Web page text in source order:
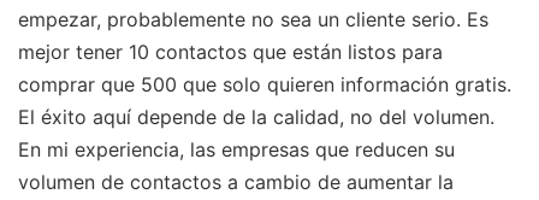
empezar, probablemente no sea un cliente serio. Es
mejor tener 10 contactos que están listos para
comprar que 500 que solo quieren información gratis.
El éxito aquí depende de la calidad, no del volumen.
En mi experiencia, las empresas que reducen su
volumen de contactos a cambio de aumentar la